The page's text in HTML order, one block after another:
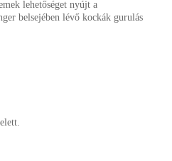
lehetőséget nyújt a
belsejében lévő kockák gurulás